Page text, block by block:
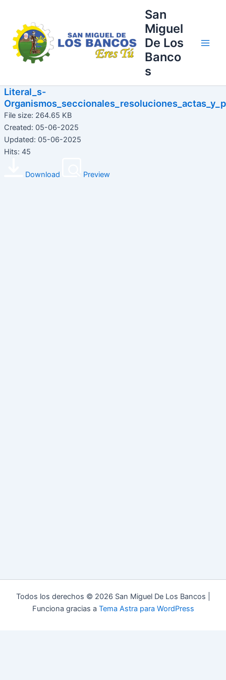
contenido
San
Miguel
De Los
Banco
s
Literal_s-
File size: 264.65 KB
Created: 05-06-2025
Updated: 05-06-2025
Hits: 45
Download Preview
Todos los derechos © 2026 San Miguel De Los Bancos |
Funciona gracias a Tema Astra para WordPress